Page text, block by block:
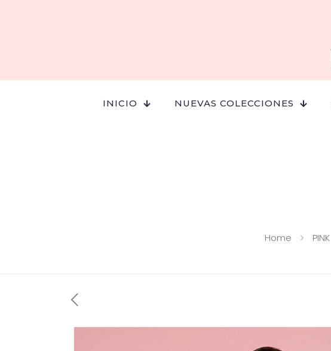
INICIO NUEVAS COLECCIONES
Home PINK